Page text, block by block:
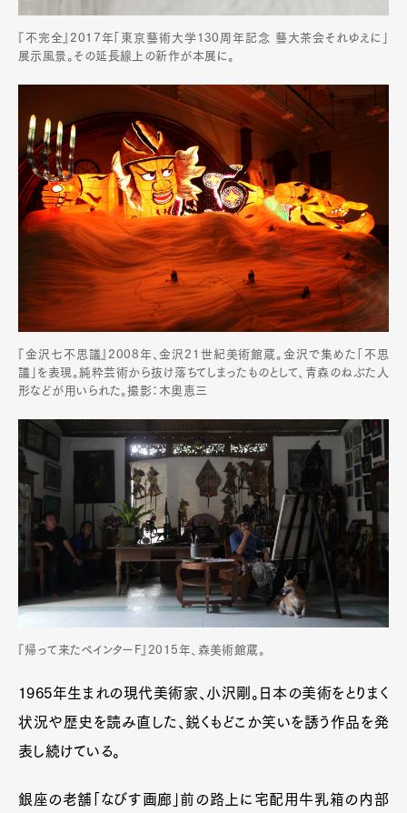
『不完全』2017年「東京藝術大学130周年記念 藝大茶会それゆえに」
展示風景。その延長線上の新作が本展に。
『金沢七不思議』2008年、金沢21世紀美術館蔵。金沢で集めた「不思
議」を表現。純粋芸術から抜け落ちてしまったものとして、青森のねぶた人
形などが用いられた。撮影：木奥恵三
『帰って来たペインターF』2015年、森美術館蔵。
1965年生まれの現代美術家、小沢剛。日本の美術をとりまく
状況や歴史を読み直した、鋭くもどこか笑いを誘う作品を発
表し続けている。
銀座の老舗「なびす画廊」前の路上に宅配用牛乳箱の内部